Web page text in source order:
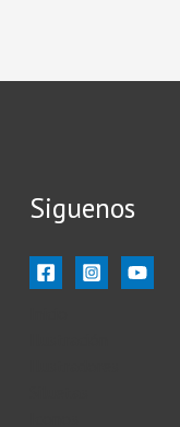
Siguenos